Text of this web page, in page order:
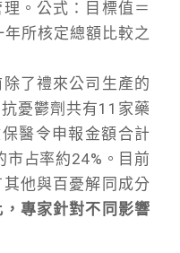
。公式：目標值＝
所核定總額比較之
了禮來公司生產的
憂鬱劑共有11家藥
醫令申報金額合計
市占率約24%。目前
他與百憂解同成分
，專家針對不同影響